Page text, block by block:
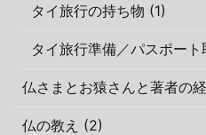
タイ旅行の持ち物 (1)
タイ旅行準備／パスポート
仏さまとお猿さんと著者の
仏の教え (2)